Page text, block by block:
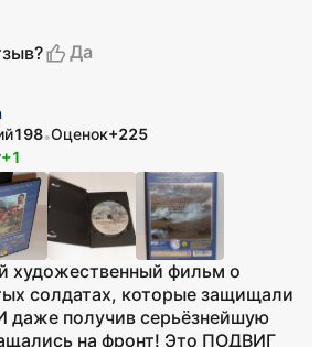
Да
198•Оценок+225
+1
художественный фильм о
солдатах, которые защищали
даже получив серьёзнейшую
на фронт! Это ПОДВИГ